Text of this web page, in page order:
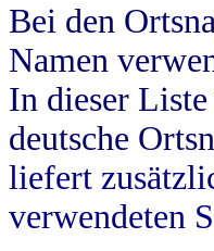
Bei den
Namen
In dieser
deutsche
liefert
verwendeten